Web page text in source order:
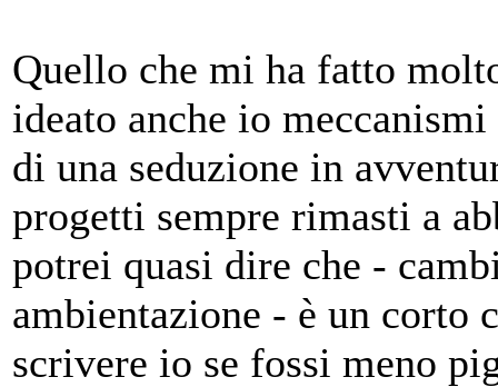
Quello che mi ha fatto
ideato anche io
di una seduzione in
progetti sempre rimasti a
potrei quasi dire che -
ambientazione - è un corto
scrivere io se fossi meno